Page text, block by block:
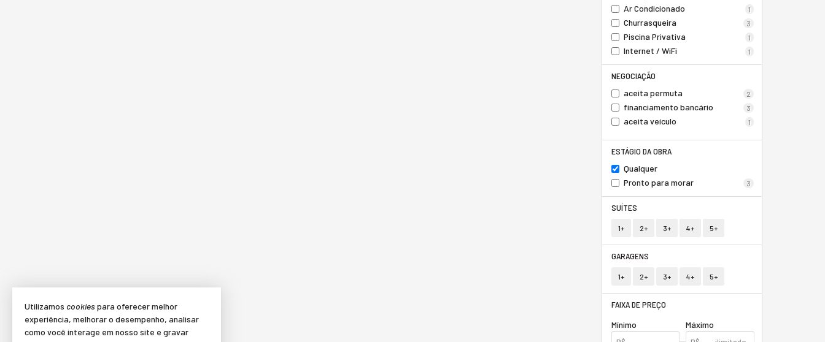
Ar Condicionado
1
Churrasqueira 3
Piscina Privativa 1
Internet / WiFi 1
NEGOCIAÇÃO
aceita permuta
2
financiamento bancário 3
aceita veículo 1
ESTÁGIO DA OBRA
Qualquer
Pronto para morar
3
SUÍTES
1+ 2+ 3+ 4+ 5+
GARAGENS
1+ 2+ 3+ 4+ 5+
FAIXA DE PREÇO
Mínimo
Máximo
Utilizamos cookiespara oferecer melhor
experiência, melhorar o desempenho, analisar
como você interage em nosso site e gravar